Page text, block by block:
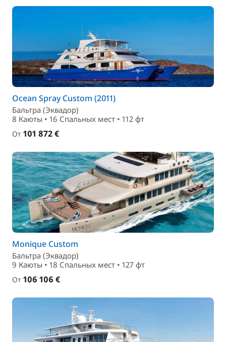
Ocean Spray Custom (2011)
Бальтра (Эквадор)
8 Каюты • 16 Спальныx мест • 112 фт
От 101 872 €
Monique Custom
Бальтра (Эквадор)
9 Каюты • 18 Спальныx мест • 127 фт
От 106 106 €